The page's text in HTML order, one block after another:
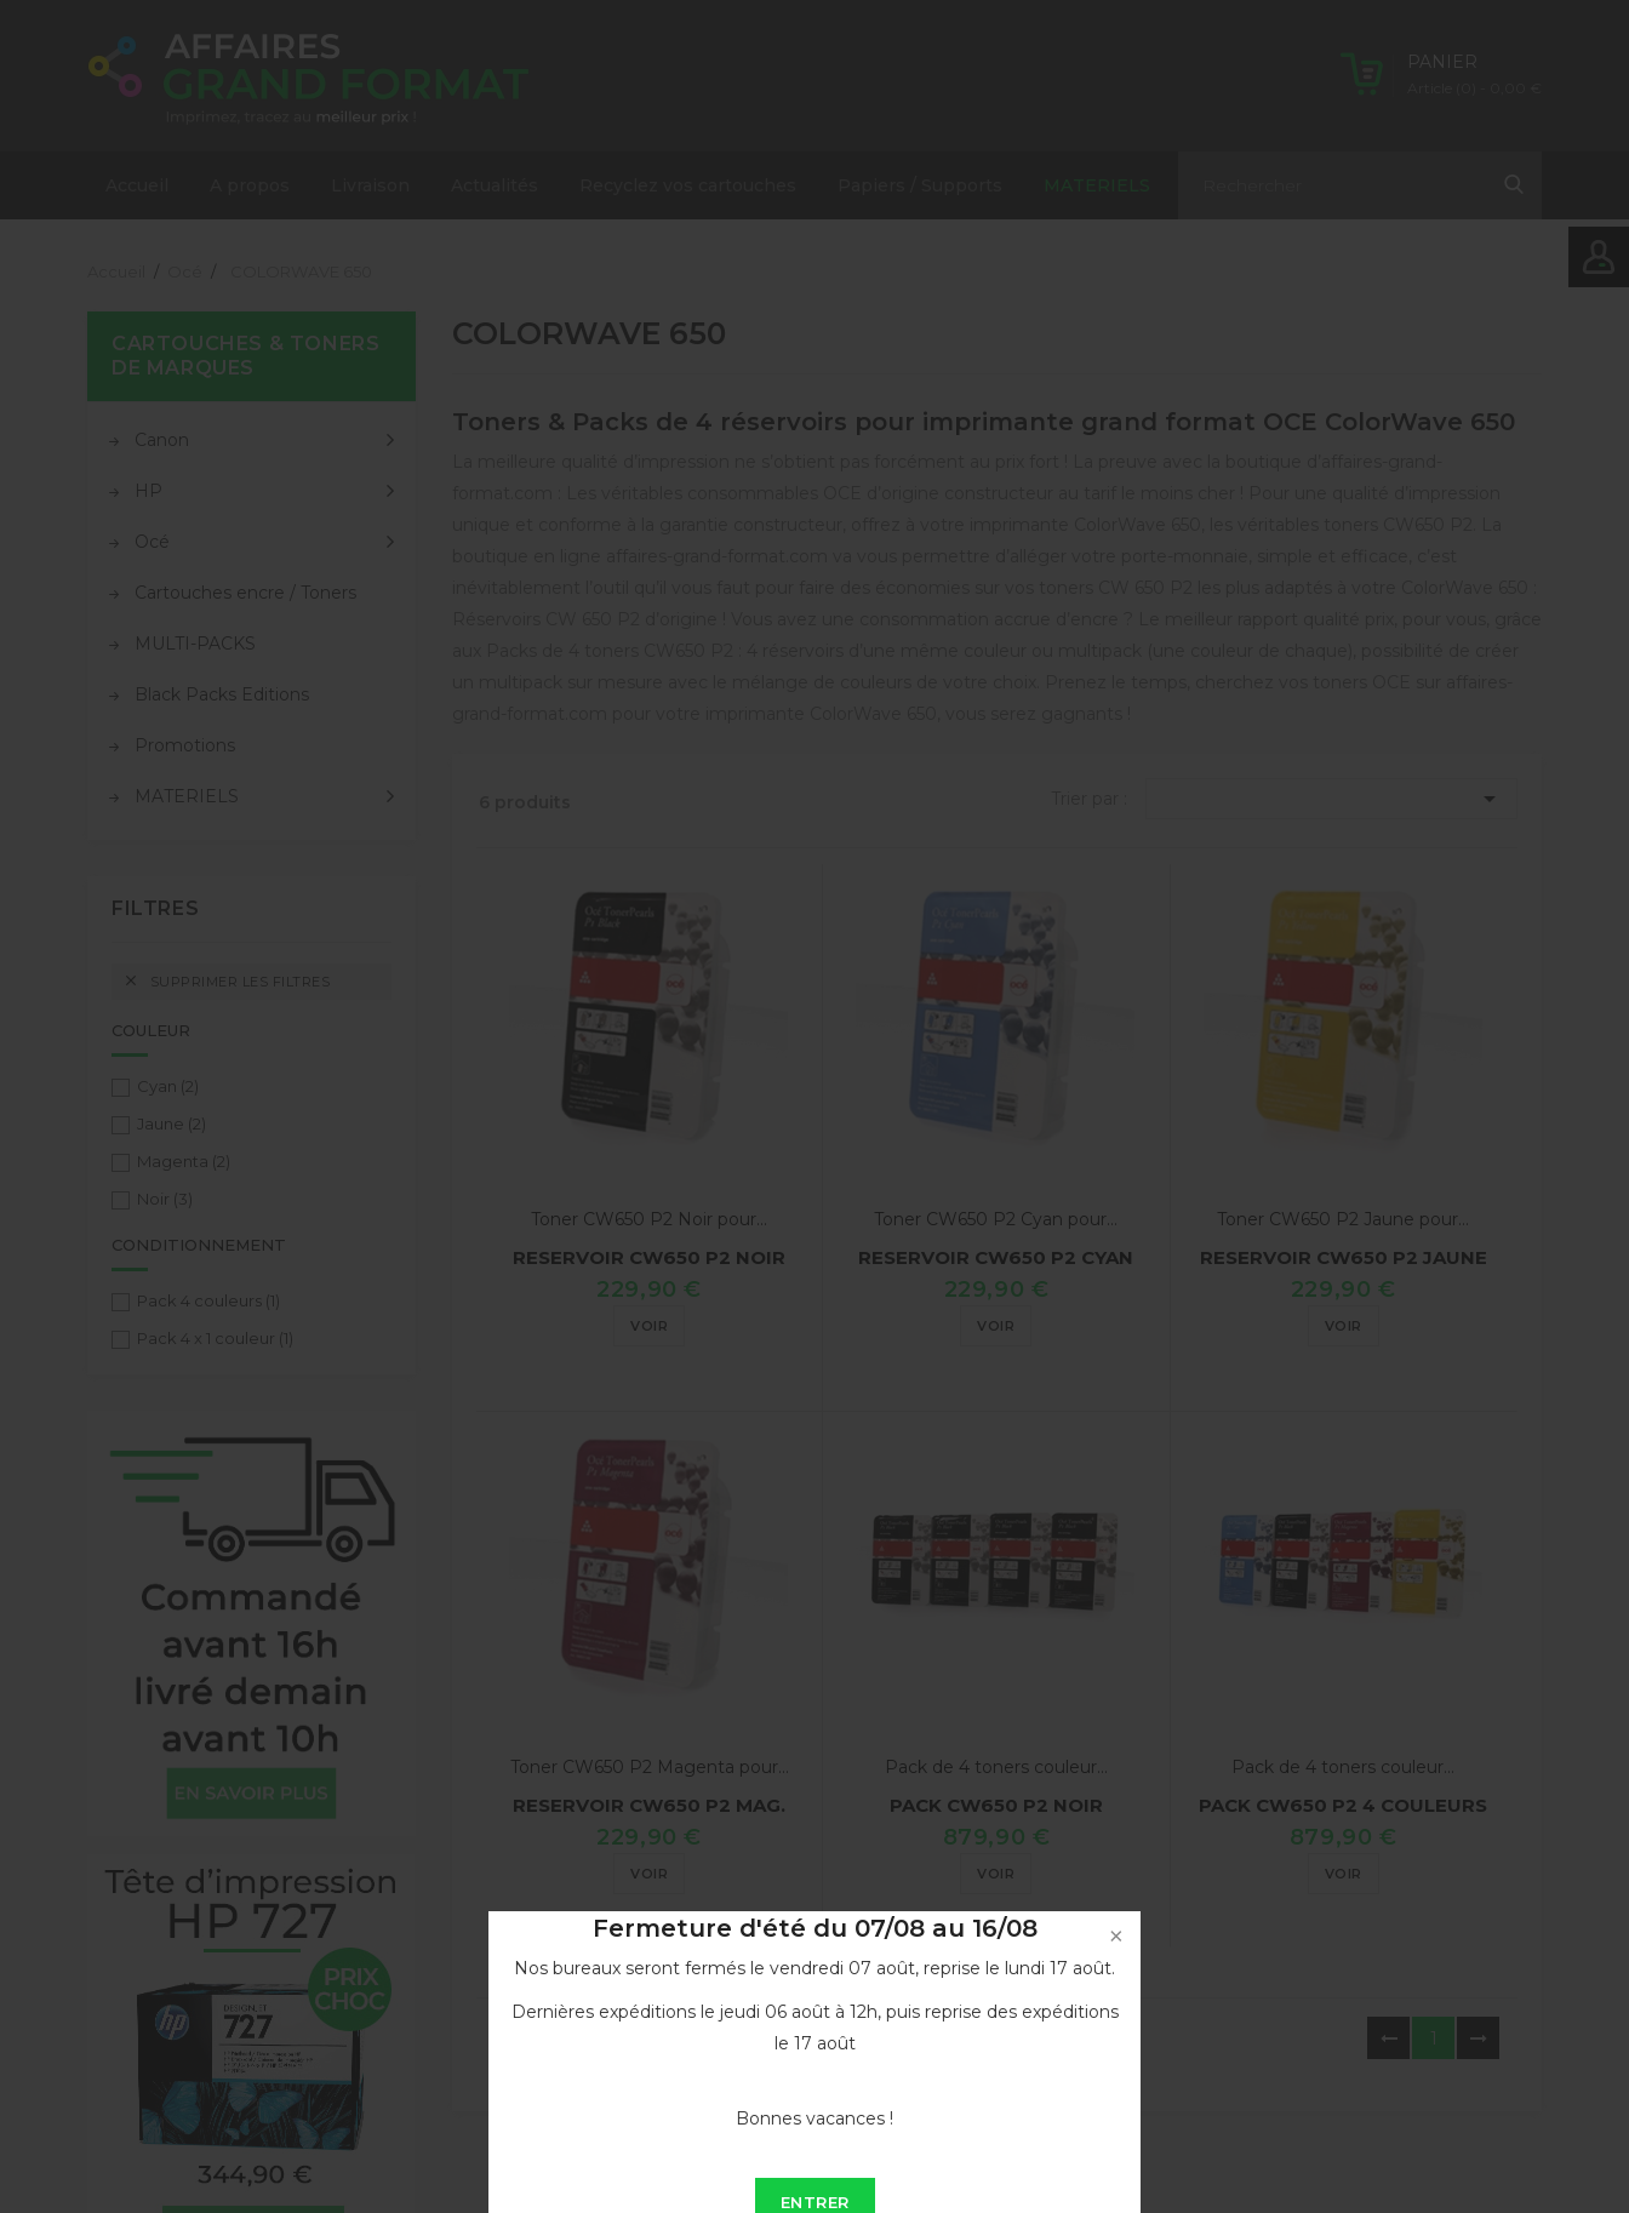
Fermeture d'été du 07/08 au 16/08
Nos bureaux seront fermés le vendredi 07 août, reprise le lundi 17 août.
Dernières expéditions le jeudi 06 août à 12h, puis reprise des expéditions
le 17 août
Bonnes vacances !
ENTRER
PANIER
CARTOUCHES & TONERS
DE MARQUES
Canon
HP
Océ
Cartouches encre / Toners
MULTI-PACKS
Black Packs Editions
Promotions
MATERIELS
FILTRES
 SUPPRIMER LES FILTRES
COULEUR
Cyan (2)
Jaune (2)
Magenta (2)
Noir (3)
CONDITIONNEMENT
Pack 4 couleurs (1)
Pack 4 x 1 couleur (1)
COLORWAVE 650
Toners & Packs de 4 réservoirs pour imprimante grand format OCE ColorWave 650

Toner CW650 P2 Noir pour...
RESERVOIR CW650 P2 NOIR
229,90 €
VOIR
Toner CW650 P2 Cyan pour...
RESERVOIR CW650 P2 CYAN
229,90 €
VOIR
Toner CW650 P2 Jaune pour...
RESERVOIR CW650 P2 JAUNE
229,90 €
VOIR
Toner CW650 P2 Magenta pour...
RESERVOIR CW650 P2 MAG.
229,90 €
VOIR
Pack de 4 toners couleur...
PACK CW650 P2 NOIR
879,90 €
VOIR
Pack de 4 toners couleur...
PACK CW650 P2 4 COULEURS
879,90 €
VOIR
1